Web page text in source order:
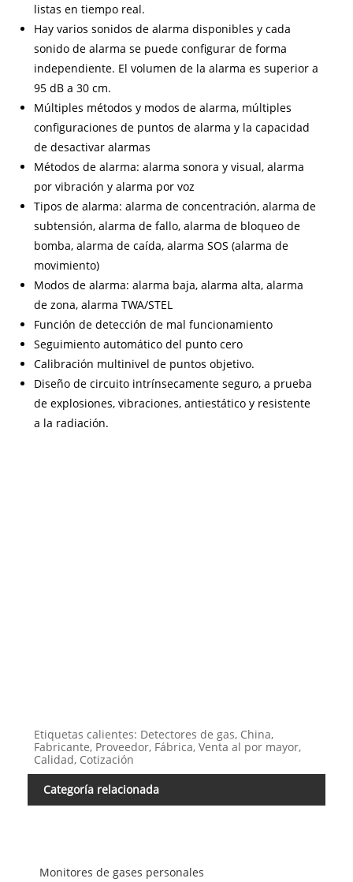
listas en tiempo real.
Hay varios sonidos de alarma disponibles y cada
sonido de alarma se puede configurar de forma
independiente. El volumen de la alarma es superior a
95 dB a 30 cm.
Múltiples métodos y modos de alarma, múltiples
configuraciones de puntos de alarma y la capacidad
de desactivar alarmas
Métodos de alarma: alarma sonora y visual, alarma
por vibración y alarma por voz
Tipos de alarma: alarma de concentración, alarma de
subtensión, alarma de fallo, alarma de bloqueo de
bomba, alarma de caída, alarma SOS (alarma de
movimiento)
Modos de alarma: alarma baja, alarma alta, alarma
de zona, alarma TWA/STEL
Función de detección de mal funcionamiento
Seguimiento automático del punto cero
Calibración multinivel de puntos objetivo.
Diseño de circuito intrínsecamente seguro, a prueba
de explosiones, vibraciones, antiestático y resistente
a la radiación.
Etiquetas calientes: Detectores de gas, China,
Fabricante, Proveedor, Fábrica, Venta al por mayor,
Calidad, Cotización
Categoría relacionada
Monitores de gases personales